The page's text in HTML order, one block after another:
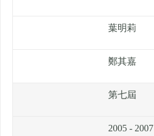
葉明莉
鄭其嘉
第七屆
2005 - 2007